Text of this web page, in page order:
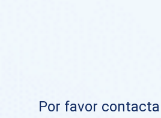
Por favor